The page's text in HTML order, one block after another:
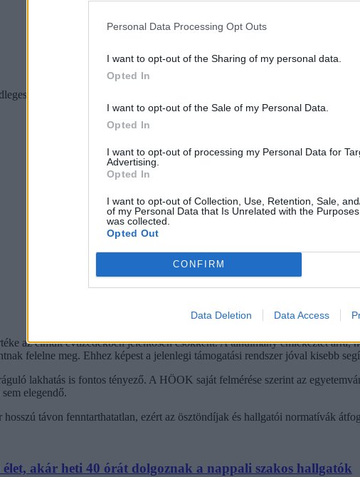
Personal Data Processing Opt Outs
I want to opt-out of the Sharing of my personal data.
Opted In
I want to opt-out of the Sale of my Personal Data.
Opted In
I want to opt-out of processing my Personal Data for
Advertising.
Opted In
I want to opt-out of Collection, Use, Retention, Sale,
of my Personal Data that Is Unrelated with the
was collected.
Opted Out
CONFIRM
Data Deletion Data Access
oka a megélhetés biztosítása. A hallgatók több mint fele azért dolgozik,
az elmúlt évtizedekben jelentősen csökkent. A tanulmány emlékeztet
felelne meg. Ehhez képest a jelenlegi támogatási rendszer jóval kisebb
lakhatás is fontos tényező. A HÖOK saját felmérése szerint az
elegendő.
hosszú távon fenntarthatatlan, ezért az ösztöndíjak és hallgatói normatívák
élet, akár heti 40 órát dolgoznak a nappali szakos hallgatók